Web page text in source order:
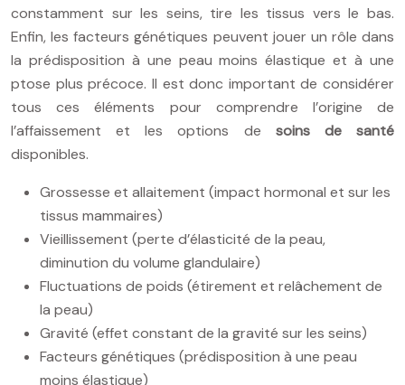
constamment sur les seins, tire les tissus vers le bas.
Enfin, les facteurs génétiques peuvent jouer un rôle dans
la prédisposition à une peau moins élastique et à une
ptose plus précoce. Il est donc important de considérer
tous ces éléments pour comprendre l’origine de
l’affaissement et les options de soins de santé
disponibles.
Grossesse et allaitement (impact hormonal et sur les
tissus mammaires)
Vieillissement (perte d’élasticité de la peau,
diminution du volume glandulaire)
Fluctuations de poids (étirement et relâchement de
la peau)
Gravité (effet constant de la gravité sur les seins)
Facteurs génétiques (prédisposition à une peau
moins élastique)